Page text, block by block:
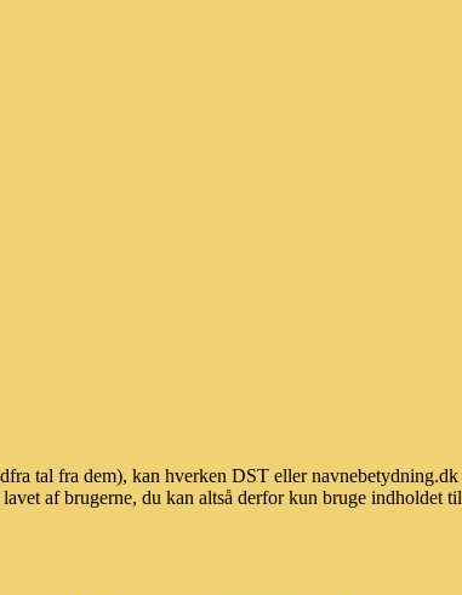
tal fra dem), kan hverken DST eller navnebetydning.dk
af brugerne, du kan altså derfor kun bruge indholdet til